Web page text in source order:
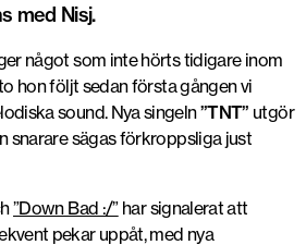
med Nisj.
något som inte hörts tidigare inom
hon följt sedan första gången vi
sound. Nya singeln”TNT” utgör
snarare sägas förkroppsliga just
”Down Bad :/”har signalerat att
pekar uppåt, med nya